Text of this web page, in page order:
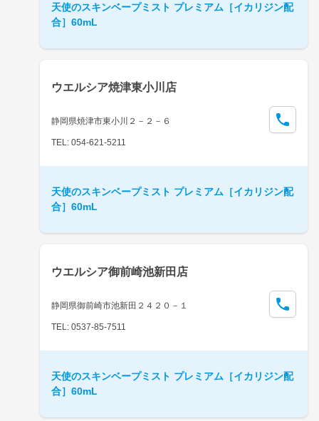
天使のスキンベープミスト プレミアム［イカリジン配
合］60mL
ウエルシア焼津東小川店
静岡県焼津市東小川２－２－６
TEL: 054-621-5211
天使のスキンベープミスト プレミアム［イカリジン配
合］60mL
ウエルシア御前崎池新田店
静岡県御前崎市池新田２４２０－１
TEL: 0537-85-7511
天使のスキンベープミスト プレミアム［イカリジン配
合］60mL